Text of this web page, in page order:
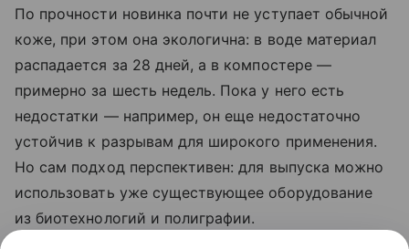
По прочности новинка почти не уступает обычной
коже, при этом она экологична: в воде материал
распадается за 28 дней, а в компостере —
примерно за шесть недель. Пока у него есть
недостатки — например, он еще недостаточно
устойчив к разрывам для широкого применения.
Но сам подход перспективен: для выпуска можно
использовать уже существующее оборудование
из биотехнологий и полиграфии.